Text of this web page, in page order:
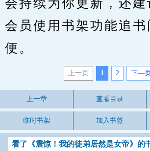
会持续为你更新，还建
会员使用书架功能追书
便。
上一页 1 2 下—
上一章 查看目录
临时书架 加入书签
看了《震惊！我的徒弟居然是女帝》的